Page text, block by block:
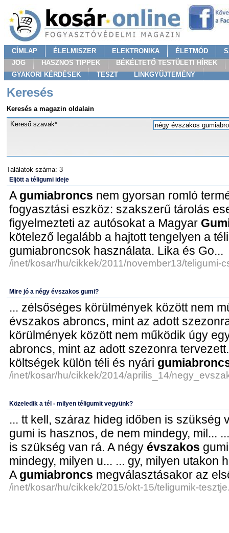
CÍMLAP ÉLELMISZER ELEKTRONIKA ÉLETMÓD
JOG
HASZNOS TIPPEK
BÉKÉLTETŐ TESTÜLETI HÍREK
GYAKORI KÉRDÉSEK
TESZT LINKGYÜJTEMÉNY
Keresés
Keresés a magazin oldalain
Kereső szavak*
Találatok száma: 3
Eljött a téligumi ideje
A gumiabroncs nem gyorsan romló
fogyasztási eszköz: szakszerű tárolás
figyelmezteti az autósokat a Magyar
kötelező legalább a hajtott tengelyen a
gumiabroncsok használata. Lika és Go...
/inet/kosar/hu/cikkek/2011/november13/teligumi-
Mire jó a négy évszakos gumi?
... zélsőséges körülmények között nem
évszakos abroncs, mint az adott
körülmények között nem működik úgy
abroncs, mint az adott szezonra
költségek külön téli és nyári
/inet/kosar/hu/cikkek/2014/aprilis_14/
Közeledik a tél - milyen téligumit vegyünk?
... tt kell, száraz hideg időben is szükség
gumi is hasznos, de nem mindegy, mil...
is szükség van rá. A négy évszakos
mindegy, milyen u... ... gy, milyen utakon
A gumiabroncs megválasztásakor az
/inet/kosar/hu/cikkek/2015/okt-15/teligumik-